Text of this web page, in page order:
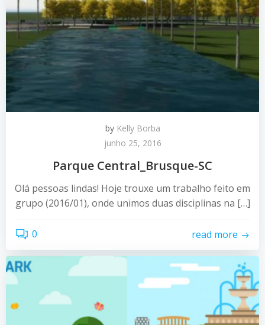
by Kelly Borba
junho 25, 2016
Parque Central_Brusque-SC
Olá pessoas lindas! Hoje trouxe um trabalho feito em
grupo (2016/01), onde unimos duas disciplinas na […]
0 read more